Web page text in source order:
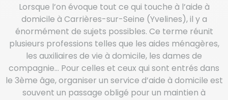
Lorsque l’on évoque tout ce qui touche à l’aide à
domicile à Carrières-sur-Seine (Yvelines), il y a
énormément de sujets possibles. Ce terme réunit
plusieurs professions telles que les aides ménagères,
les auxiliaires de vie à domicile, les dames de
compagnie… Pour celles et ceux qui sont entrés dans
le 3ème âge, organiser un service d’aide à domicile est
souvent un passage obligé pour un maintien à